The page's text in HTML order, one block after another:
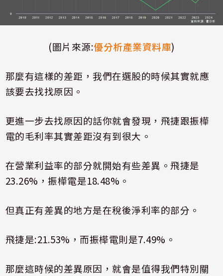
(圖片來源:優分析產業資料庫)
那麼有這樣的差距，我們在選股的時候其實就應
該要去找找原因。
更進一步去找原因的話你就會發現，飛捷跟振樺
電的毛利率其實差距沒有到很大。
在營業利益率的部分就開始有些差異。飛捷是
23.26%，振樺電是18.48%。
但真正有差異的地方是在稅後淨利率的部分。
飛捷是:21.53%，而振樺電則是7.49%。
那麼這時候的差異原因，就會是值得我們特別關